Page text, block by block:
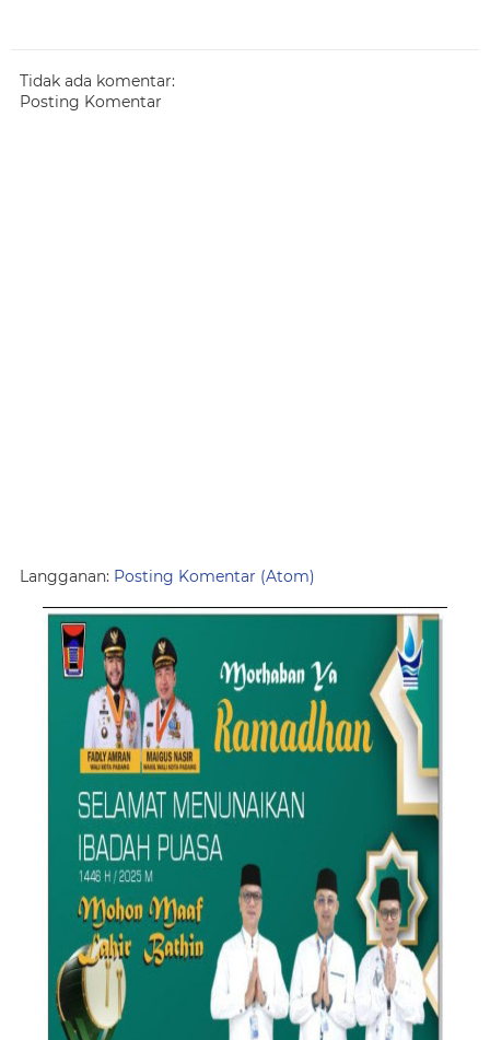
Tidak ada komentar:
Posting Komentar
Langganan: Posting Komentar (Atom)